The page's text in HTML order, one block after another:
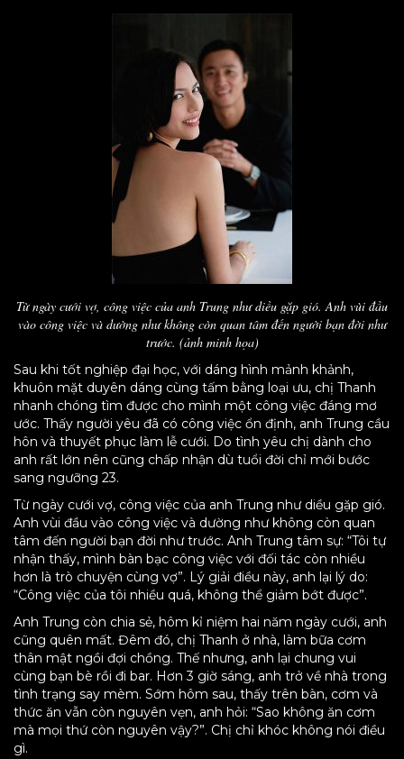
Từ ngày cưới vợ, công việc của anh Trung như diều gặp gió. Anh vùi đầu
vào công việc và dường như không còn quan tâm đến người bạn đời như
trước. (ảnh minh họa)
Sau khi tốt nghiệp đại học, với dáng hình mảnh khảnh,
khuôn mặt duyên dáng cùng tấm bằng loại ưu, chị Thanh
nhanh chóng tìm được cho mình một công việc đáng mơ
ước. Thấy người yêu đã có công việc ổn định, anh Trung cầu
hôn và thuyết phục làm lễ cưới. Do tình yêu chị dành cho
anh rất lớn nên cũng chấp nhận dù tuổi đời chỉ mới bước
sang ngưỡng 23.
Từ ngày cưới vợ, công việc của anh Trung như diều gặp gió.
Anh vùi đầu vào công việc và dường như không còn quan
tâm đến người bạn đời như trước. Anh Trung tâm sự: “Tôi tự
nhận thấy, mình bàn bạc công việc với đối tác còn nhiều
hơn là trò chuyện cùng vợ”. Lý giải điều này, anh lại lý do:
“Công việc của tôi nhiều quá, không thể giảm bớt được”.
Anh Trung còn chia sẻ, hôm kỉ niệm hai năm ngày cưới, anh
cũng quên mất. Đêm đó, chị Thanh ở nhà, làm bữa cơm
thân mật ngồi đợi chồng. Thế nhưng, anh lại chung vui
cùng bạn bè rồi đi bar. Hơn 3 giờ sáng, anh trở về nhà trong
tình trạng say mèm. Sớm hôm sau, thấy trên bàn, cơm và
thức ăn vẫn còn nguyên vẹn, anh hỏi: “Sao không ăn cơm
mà mọi thứ còn nguyên vậy?”. Chị chỉ khóc không nói điều
gì.